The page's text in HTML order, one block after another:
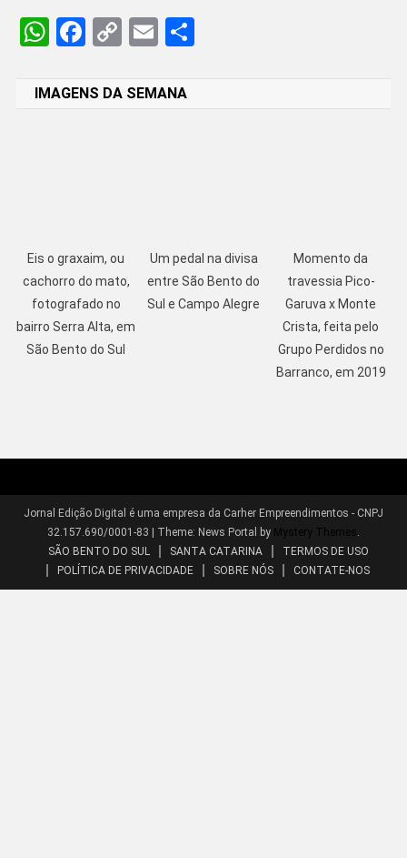
WhatsApp
Facebook
CopyEmailShare
IMAGENS DA SEMANA
Eis o graxaim, ou
cachorro do mato,
fotografado no
bairro Serra Alta, em
São Bento do Sul
Um pedal na divisa
entre São Bento do
Sul e Campo Alegre
Momento da
travessia Pico-
Garuva x Monte
Crista, feita pelo
Grupo Perdidos no
Barranco, em 2019
Jornal Edição Digital é uma empresa da Carher Empreendimentos - CNPJ
32.157.690/0001-83
Theme: News Portal by Mystery Themes .
SÃO BENTO DO SUL
SANTA CATARINA
TERMOS DE USO
POLÍTICA DE PRIVACIDADE
SOBRE NÓS CONTATE-NOS